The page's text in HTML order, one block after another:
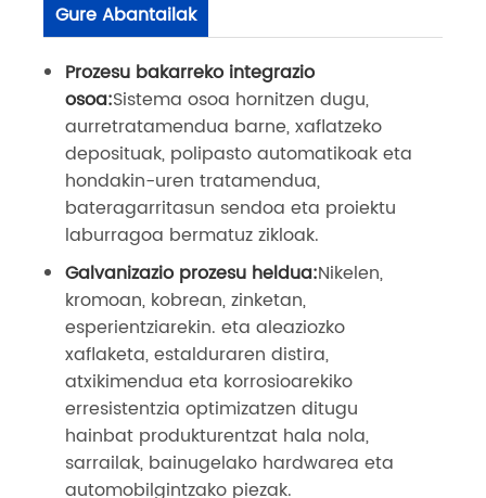
Gure Abantailak
Prozesu bakarreko integrazio
osoa:Sistema osoa hornitzen dugu,
aurretratamendua barne, xaflatzeko
deposituak, polipasto automatikoak eta
hondakin-uren tratamendua,
bateragarritasun sendoa eta proiektu
laburragoa bermatuz zikloak.
Galvanizazio prozesu heldua:Nikelen,
kromoan, kobrean, zinketan,
esperientziarekin. eta aleaziozko
xaflaketa, estalduraren distira,
atxikimendua eta korrosioarekiko
erresistentzia optimizatzen ditugu
hainbat produkturentzat hala nola,
sarrailak, bainugelako hardwarea eta
automobilgintzako piezak.